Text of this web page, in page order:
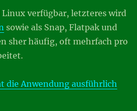
Linux verfügbar, letzteres wird
sowie als Snap, Flatpak und
sher häufig, oft mehrfach pro
die Anwendung ausführlich